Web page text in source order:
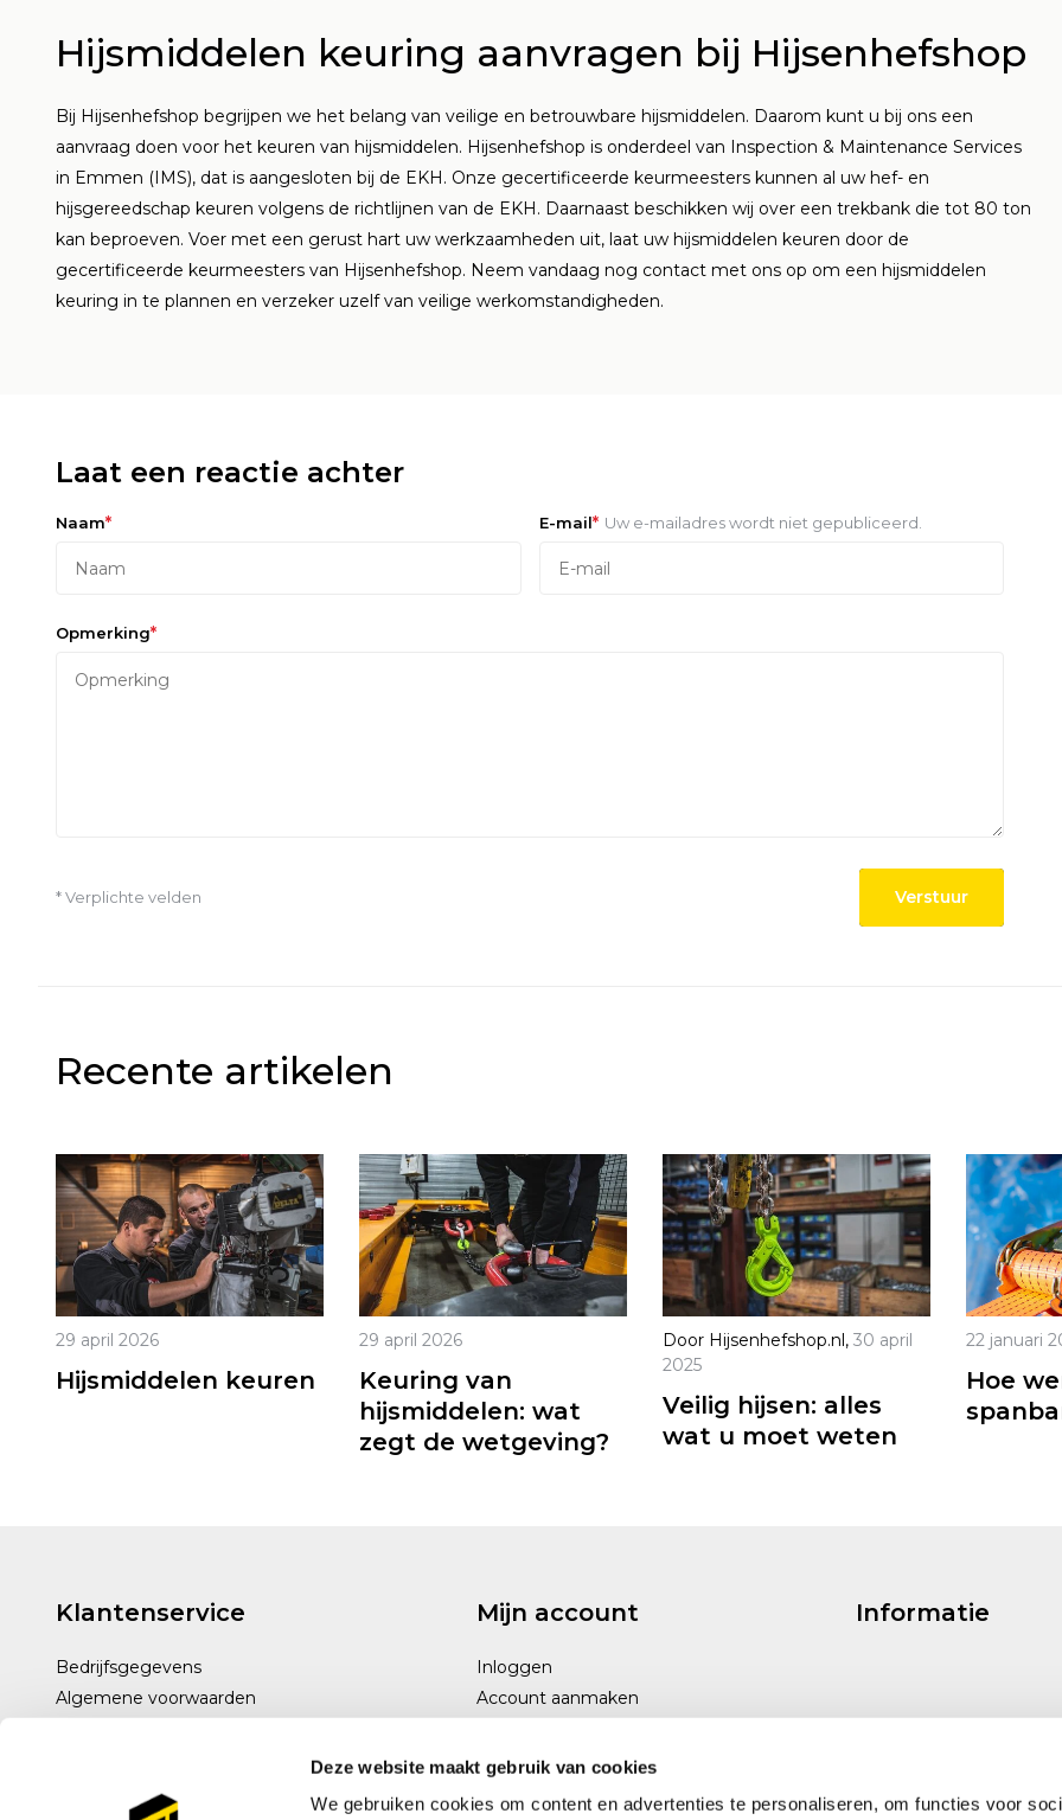
Deze website maakt gebruik van cookies
We gebruiken cookies om content en advertenties te personaliseren, om functies voor
Hijsmiddelen keuring aanvragen bij Hijsenhefshop
Bij Hijsenhefshop begrijpen we het belang van veilige en betrouwbare hijsmiddelen. Daarom kunt u bij ons een
aanvraag doen voor het keuren van hijsmiddelen. Hijsenhefshop is onderdeel van Inspection & Maintenance Services
in Emmen (IMS), dat is aangesloten bij de EKH. Onze gecertificeerde keurmeesters kunnen al uw hef- en
hijsgereedschap keuren volgens de richtlijnen van de EKH. Daarnaast beschikken wij over een trekbank die tot 80 ton
kan beproeven. Voer met een gerust hart uw werkzaamheden uit, laat uw hijsmiddelen keuren door de
gecertificeerde keurmeesters van Hijsenhefshop. Neem vandaag nog contact met ons op om een hijsmiddelen
keuring in te plannen en verzeker uzelf van veilige werkomstandigheden.
Laat een reactie achter
Naam* E-mail* Uw e-mailadres wordt niet gepubliceerd.
Opmerking*
* Verplichte velden Verstuur
Recente artikelen
29 april 2026
Hijsmiddelen keuren
29 april 2026
Keuring van
hijsmiddelen: wat
zegt de wetgeving?
Door Hijsenhefshop.nl, 30 april
2025
Veilig hijsen: alles
wat u moet weten
22 januari
Hoe
Klantenservice
Bedrijfsgegevens
Algemene voorwaarden
Betaalmethoden
Mijn account
Inloggen
Account aanmaken
Informatie